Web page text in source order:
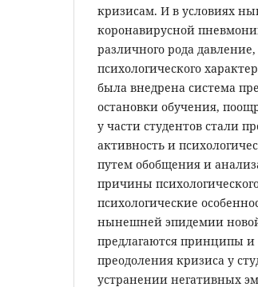
кризисам. И в условиях
коронавирусной
различного рода
психологического
была внедрена система
остановки обучения,
у части студентов стали
активность и
путем обобщения и
причины
психологические
нынешней эпидемии
предлагаются принципы и
преодоления кризиса у
устранении негативных